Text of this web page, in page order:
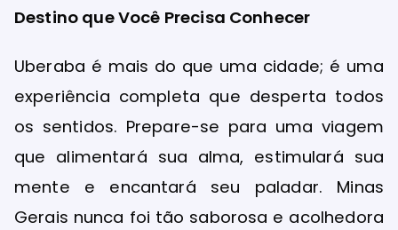
Destino que Você Precisa Conhecer
Uberaba é mais do que uma cidade; é uma
experiência completa que desperta todos
os sentidos. Prepare-se para uma viagem
que alimentará sua alma, estimulará sua
mente e encantará seu paladar. Minas
Gerais nunca foi tão saborosa e acolhedora